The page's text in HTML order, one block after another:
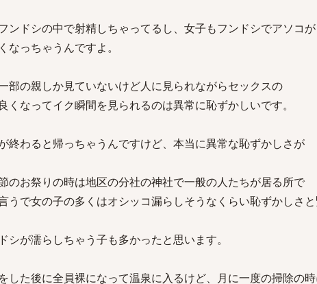
ンドシの中で射精しちゃってるし、女子もフンドシでアソコが
っちゃうんですよ。
部の親しか見ていないけど人に見られながらセックスの
くなってイク瞬間を見られるのは異常に恥ずかしいです。
終わると帰っちゃうんですけど、本当に異常な恥ずかしさが
のお祭りの時は地区の分社の神社で一般の人たちが居る所で
うで女の子の多くはオシッコ漏らしそうなくらい恥ずかしさ
シが濡らしちゃう子も多かったと思います。
した後に全員裸になって温泉に入るけど、月に一度の掃除の